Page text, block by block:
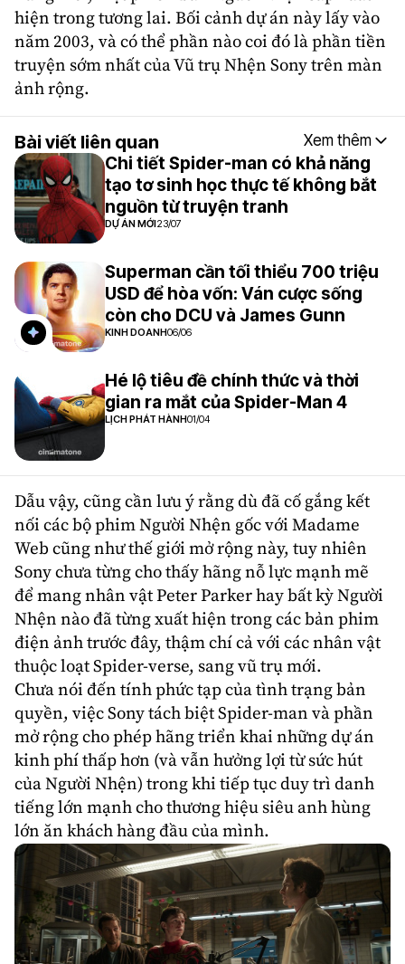
hiện trong tương lai. Bối cảnh dự án này lấy vào
năm 2003, và có thể phần nào coi đó là phần tiền
truyện sớm nhất của Vũ trụ Nhện Sony trên màn
ảnh rộng.
Bài viết liên quan Xem thêm
Chi tiết Spider-man có khả năng
tạo tơ sinh học thực tế không bắt
nguồn từ truyện tranh
DỰ ÁN MỚI23/07
Superman cần tối thiểu 700 triệu
USD để hòa vốn: Ván cược sống
còn cho DCU và James Gunn
KINH DOANH06/06
Hé lộ tiêu đề chính thức và thời
gian ra mắt của Spider-Man 4
LỊCH PHÁT HÀNH01/04
Dẫu vậy, cũng cần lưu ý rằng dù đã cố gắng kết
nối các bộ phim Người Nhện gốc với Madame
Web cũng như thế giới mở rộng này, tuy nhiên
Sony chưa từng cho thấy hãng nỗ lực mạnh mẽ
để mang nhân vật Peter Parker hay bất kỳ Người
Nhện nào đã từng xuất hiện trong các bản phim
điện ảnh trước đây, thậm chí cả với các nhân vật
thuộc loạtSpider-verse, sang vũ trụ mới.
Chưa nói đến tính phức tạp của tình trạng bản
quyền, việc Sony tách biệt Spider-man và phần
mở rộng cho phép hãng triển khai những dự án
kinh phí thấp hơn (và vẫn hưởng lợi từ sức hút
của Người Nhện) trong khi tiếp tục duy trì danh
tiếng lớn mạnh cho thương hiệu siêu anh hùng
lớn ăn khách hàng đầu của mình.